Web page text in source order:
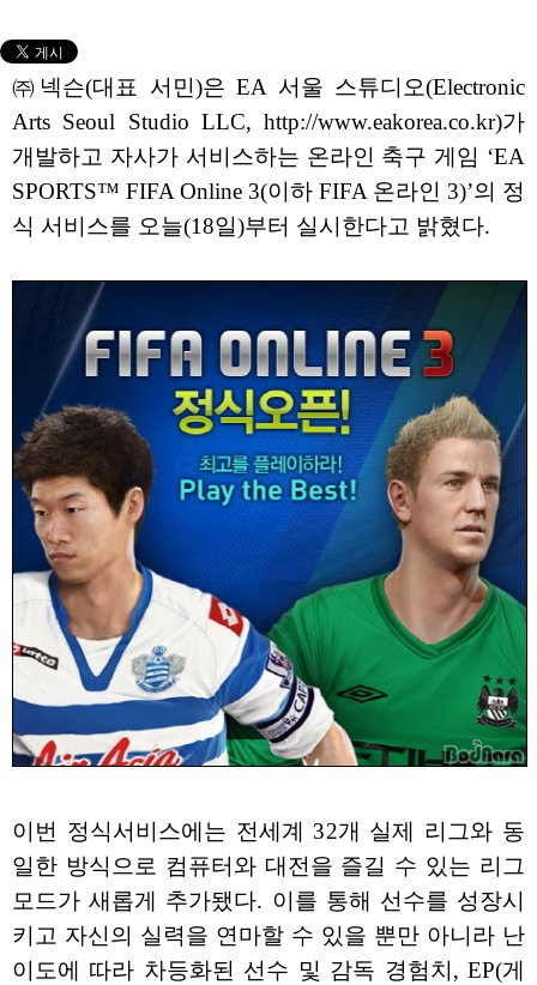
㈜넥슨(대표 서민)은 EA 서울 스튜디오(Electronic
Arts Seoul Studio LLC, http://www.eakorea.co.kr)가
개발하고 자사가 서비스하는 온라인 축구 게임 ‘EA
SPORTS™ FIFA Online 3(이하 FIFA 온라인 3)’의 정
식 서비스를 오늘(18일)부터 실시한다고 밝혔다.
이번 정식서비스에는 전세계 32개 실제 리그와 동
일한 방식으로 컴퓨터와 대전을 즐길 수 있는 리그
모드가 새롭게 추가됐다. 이를 통해 선수를 성장시
키고 자신의 실력을 연마할 수 있을 뿐만 아니라 난
이도에 따라 차등화된 선수 및 감독 경험치, EP(게